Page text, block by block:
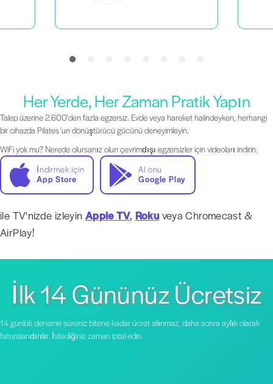
Her Yerde, Her Zaman Pratik Yapın
Talep üzerine 2.600'den fazla egzersiz. Evde veya hareket halindeyken, herhangi
bir cihazda Pilates 'un dönüştürücü gücünü deneyimleyin.
WiFi yok mu? Nerede olursanız olun çevrimdışı egzersizler için videoları indirin.
İndirmek için
App Store
Al onu
Google Play
ile TV'nizde izleyin Apple TV, Roku veya Chromecast &
AirPlay!
İlk 14 Gününüz Ücretsiz
14 günlük deneme süreniz bitene kadar ücret alınmaz, daha sonra aylık olarak
faturalandırılır. İstediğiniz zaman iptal edin.